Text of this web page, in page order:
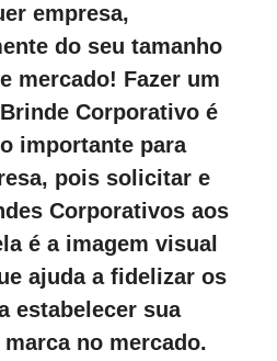
empresa,
do seu tamanho
mercado! Fazer um
Corporativo é
importante para
pois solicitar e
Corporativos aos
é a imagem visual
ajuda a fidelizar os
estabelecer sua
no mercado.